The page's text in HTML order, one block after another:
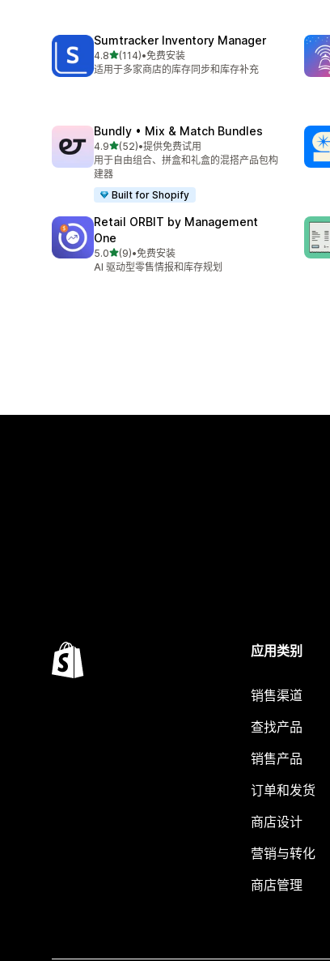
Sumtracker Inventory Manager
4.8星（满分 5 星）
(114)
总共 114 条评论
•免费安装
适用于多家商店的库存同步和库存补充
Bundly • Mix & Match Bundles
4.9星（满分 5 星）
(52)
总共 52 条评论
•提供免费试用
用于自由组合、拼盒和礼盒的混搭产品包构
建器
Built for Shopify
Retail ORBIT by Management
One
5.0星（满分 5 星）
(9)
总共 9 条评论
•免费安装
AI 驱动型零售情报和库存规划
应用类别
销售渠道
查找产品
销售产品
订单和发货
商店设计
营销与转化
商店管理